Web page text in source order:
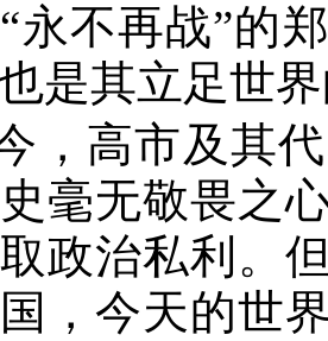
永不再战”的
是其立足世
，高市及其
毫无敬畏之
政治私利。
，今天的世